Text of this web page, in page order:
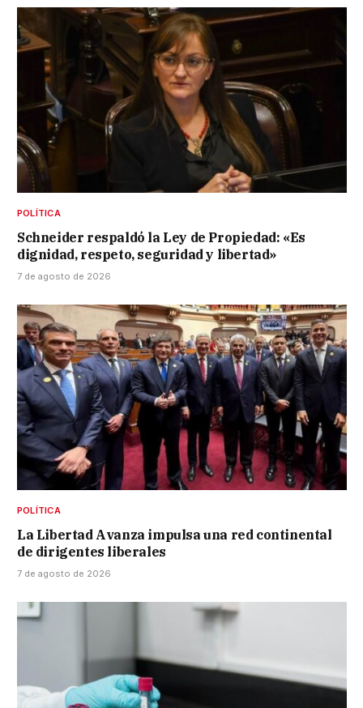
POLÍTICA
Schneider respaldó la Ley de Propiedad: «Es
dignidad, respeto, seguridad y libertad»
7 de agosto de 2026
POLÍTICA
La Libertad Avanza impulsa una red continental
de dirigentes liberales
7 de agosto de 2026